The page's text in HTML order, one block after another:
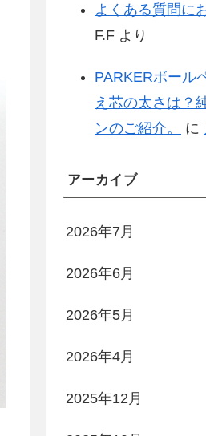
よくある質問に
F.F より
PARKERボール
え芯の太さは？
ンのご紹介。
に
アーカイブ
2026年7月
2026年6月
2026年5月
2026年4月
2025年12月